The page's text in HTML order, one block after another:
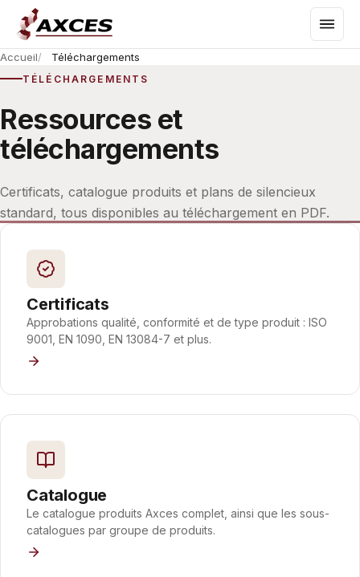
Accueil Téléchargements
TÉLÉCHARGEMENTS
Ressources et
téléchargements
Certificats, catalogue produits et plans de silencieux
standard, tous disponibles au téléchargement en PDF.
Certificats
Approbations qualité, conformité et de type produit : ISO
9001, EN 1090, EN 13084-7 et plus.
Catalogue
Le catalogue produits Axces complet, ainsi que les sous-
catalogues par groupe de produits.